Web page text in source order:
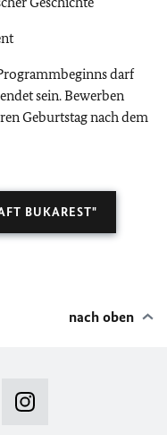
darf
sein. Bewerben
Geburtstag nach dem
BUKAREST"
nach oben